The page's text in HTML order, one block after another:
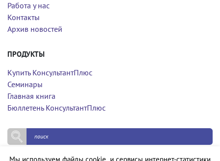
Работа у нас
Контакты
Архив новостей
ПРОДУКТЫ
Купить КонсультантПлюс
Семинары
Главная книга
Бюллетень КонсультантПлюс